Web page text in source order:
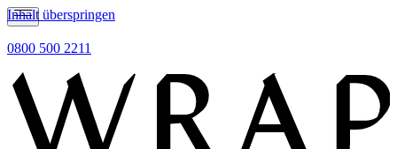
Inhalt überspringen
0800 500 2211